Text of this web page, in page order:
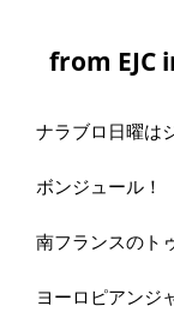
from EJC
ナラブロ日曜は
ボンジュール！
南フランスのト
ヨーロピアンジ